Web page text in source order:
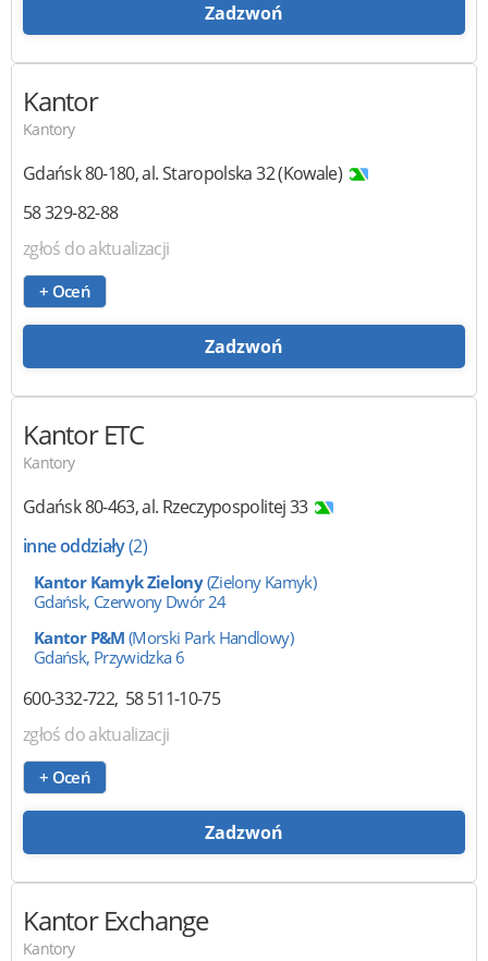
Zadzwoń
Kantor
Kantory
Gdańsk80-180,al. Staropolska 32 (Kowale)
58 329-82-88
zgłoś do aktualizacji
+ Oceń
Zadzwoń
Kantor ETC
Kantory
Gdańsk80-463,al. Rzeczypospolitej 33
inne oddziały(2)
Kantor Kamyk Zielony(Zielony Kamyk)
Gdańsk, Czerwony Dwór 24
Kantor P&M (Morski Park Handlowy)
Gdańsk, Przywidzka 6
600-332-722 58 511-10-75
zgłoś do aktualizacji
+ Oceń
Zadzwoń
Kantor Exchange
Kantory